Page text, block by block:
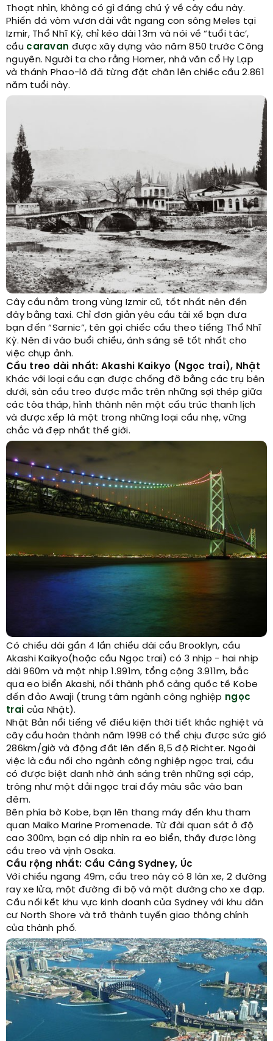
Thoạt nhìn, không có gì đáng chú ý về cây cầu này.
Phiến đá vòm vươn dài vắt ngang con sông Meles tại
Izmir, Thổ Nhĩ Kỳ, chỉ kéo dài 13m và nói về “tuổi tác’,
cầu caravan được xây dựng vào năm 850 trước Công
nguyên. Người ta cho rằng Homer, nhà văn cổ Hy Lạp
và thánh Phao-lô đã từng đặt chân lên chiếc cầu 2.861
năm tuổi này.
Cây cầu nằm trong vùng Izmir cũ, tốt nhất nên đến
đây bằng taxi. Chỉ đơn giản yêu cầu tài xế bạn đưa
bạn đến “Sarnic”, tên gọi chiếc cầu theo tiếng Thổ Nhĩ
Kỳ. Nên đi vào buổi chiều, ánh sáng sẽ tốt nhất cho
việc chụp ảnh.
Cầu treo dài nhất: Akashi Kaikyo (Ngọc trai), Nhật
Khác với loại cầu cạn được chống đỡ bằng các trụ bên
dưới, sàn cầu treo được mắc trên những sợi thép giữa
các tòa tháp, hình thành nên một cấu trúc thanh lịch
và được xếp là một trong những loại cầu nhẹ, vững
chắc và đẹp nhất thế giới.
Có chiều dài gần 4 lần chiều dài cầu Brooklyn, cầu
Akashi Kaikyo(hoặc cầu Ngọc trai) có 3 nhịp - hai nhịp
dài 960m và một nhịp 1.991m, tổng cộng 3.911m, bắc
qua eo biển Akashi, nối thành phố cảng quốc tế Kobe
đến đảo Awaji (trung tâm ngành công nghiệp ngọc
trai của Nhật).
Nhật Bản nổi tiếng về điều kiện thời tiết khắc nghiệt và
cây cầu hoàn thành năm 1998 có thể chịu được sức gió
286km/giờ và động đất lên đến 8,5 độ Richter. Ngoài
việc là cầu nối cho ngành công nghiệp ngọc trai, cầu
có được biệt danh nhờ ánh sáng trên những sợi cáp,
trông như một dải ngọc trai đầy màu sắc vào ban
đêm.
Bên phía bờ Kobe, bạn lên thang máy đến khu tham
quan Maiko Marine Promenade. Từ đài quan sát ở độ
cao 300m, bạn có dịp nhìn ra eo biển, thấy được lòng
cầu treo và vịnh Osaka.
Cầu rộng nhất: Cầu Cảng Sydney, Úc
Với chiều ngang 49m, cầu treo này có 8 làn xe, 2 đường
ray xe lửa, một đường đi bộ và một đường cho xe đạp.
Cầu nối kết khu vực kinh doanh của Sydney với khu dân
cư North Shore và trở thành tuyến giao thông chính
của thành phố.